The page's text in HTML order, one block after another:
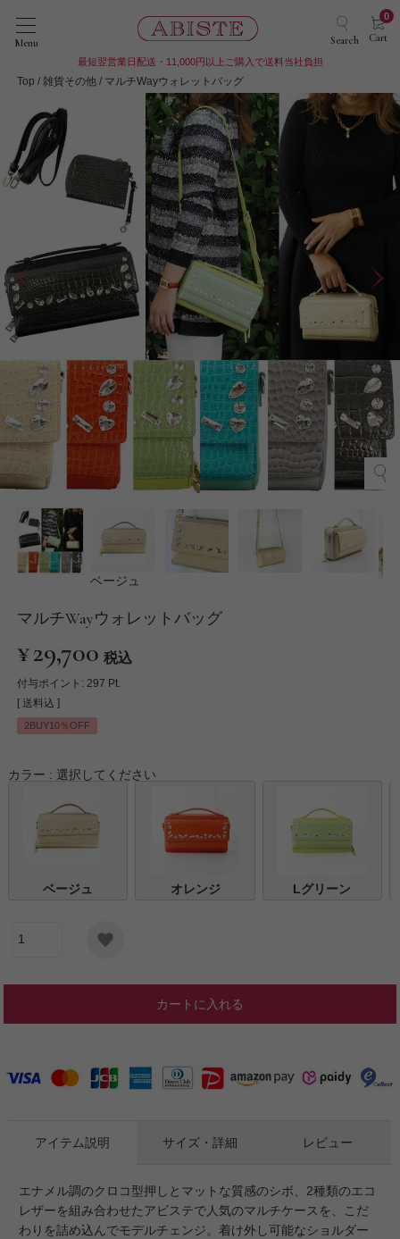
Menu Search Cart
0
最短翌営業日配送・11,000円以上ご購入で送料当社負担
Top 雑貨その他 マルチWayウォレットバッグ
ベージュ
マルチWayウォレットバッグ
¥29,700 税込
付与ポイント: 297 Pt.
送料込
2BUY10％OFF
カラー 選択してください
ベージュ オレンジ Lグリーン
カートに入れる
アイテム説明
エナメル調のクロコ型押しとマットな質感のシボ、2種類のエコ
レザーを組み合わせたアビステで人気のマルチケースを、こだ
わりを詰め込んでモデルチェンジ。着け外し可能なショルダー
サイズ・詳細 レビュー